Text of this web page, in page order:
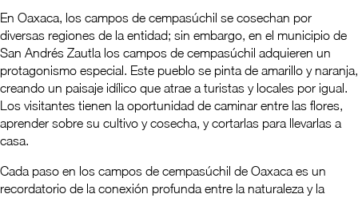
En Oaxaca, los campos de cempasúchil se cosechan por
diversas regiones de la entidad; sin embargo, en el municipio de
San Andrés Zautla los campos de cempasúchil adquieren un
protagonismo especial. Este pueblo se pinta de amarillo y naranja,
creando un paisaje idílico que atrae a turistas y locales por igual.
Los visitantes tienen la oportunidad de caminar entre las flores,
aprender sobre su cultivo y cosecha, y cortarlas para llevarlas a
casa.
Cada paso en los campos de cempasúchil de Oaxaca es un
recordatorio de la conexión profunda entre la naturaleza y la